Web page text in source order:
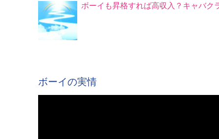
ボーイも昇格すれば高収入？キャバク
ボーイの実情